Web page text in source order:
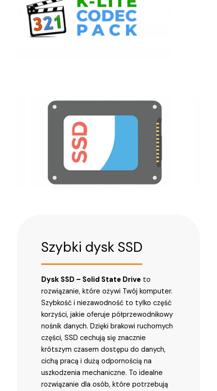
Szybki dysk SSD
Dysk SSD – Solid State Drive to
rozwiązanie, które ożywi Twój komputer.
Szybkość i niezawodność to tylko część
korzyści, jakie oferuje półprzewodnikowy
nośnik danych. Dzięki brakowi ruchomych
części, SSD cechują się znacznie
krótszym czasem dostępu do danych,
cichą pracą i dużą odpornością na
uszkodzenia mechaniczne. To idealne
rozwiązanie dla osób, które potrzebują